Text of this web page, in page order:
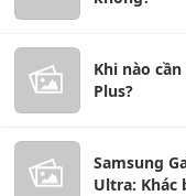
Khi nào
Plus?
Samsung
Ultra: